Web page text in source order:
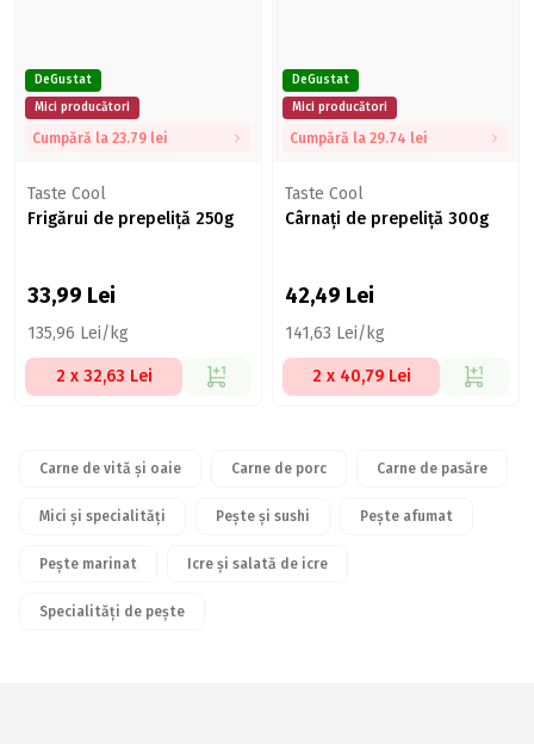
DeGustat
Mici producători
Cumpără la 23.79 lei
Taste Cool
Frigărui de prepeliță 250g
33,99 Lei
135,96 Lei/kg
2 x 32,63 Lei
DeGustat
Mici producători
Cumpără la 29.74 lei
Taste Cool
Cârnați de prepeliță 300g
42,49 Lei
141,63 Lei/kg
2 x 40,79 Lei
Carne de vită și oaie Carne de porc Carne de pasăre
Mici și specialități Pește și sushi Pește afumat
Pește marinat Icre și salată de icre
Specialități de pește